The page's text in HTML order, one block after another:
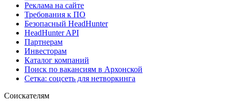
Реклама на сайте
Требования к ПО
Безопасный HeadHunter
HeadHunter API
Партнерам
Инвесторам
Каталог компаний
Поиск по вакансиям в Архонской
Сетка: соцсеть для нетворкинга
Соискателям